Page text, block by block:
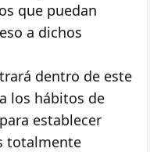
que puedan
a dichos
dentro de este
los hábitos de
establecer
totalmente